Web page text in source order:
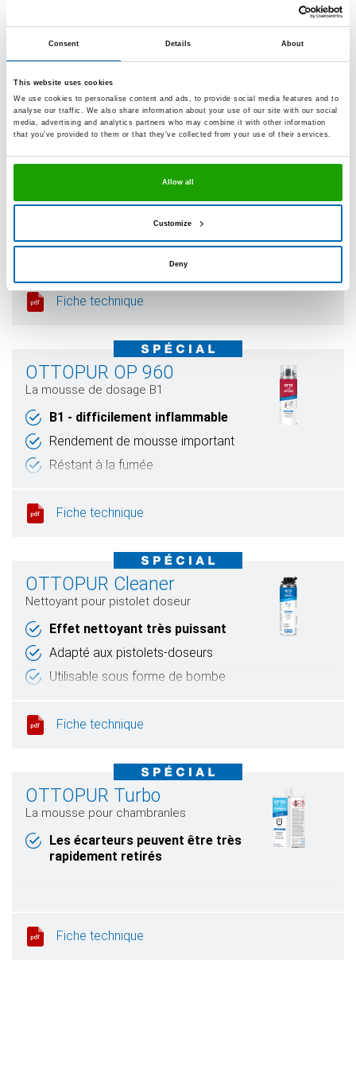
Consent Details About
This website uses cookies
We use cookies to personalise content and ads, to provide social media features and to
analyse our traffic. We also share information about your use of our site with our social
media, advertising and analytics partners who may combine it with other information
that you’ve provided to them or that they’ve collected from your use of their services.
Allow all
Customize
Deny
thermique
Usage universel
Fiche technique
OTTOPUR OP 950
Très flexible
Mise en oeuvre jusqu’ à -10 °C
Fiche technique
OTTOPUR OP 960
La mousse de dosage B1
B1 - difficilement inflammable
Rendement de mousse important
Réstant à la fumée
Fiche technique
OTTOPUR Cleaner
Nettoyant pour pistolet doseur
Effet nettoyant très puissant
Adapté aux pistolets-doseurs
Utilisable sous forme de bombe
Fiche technique
OTTOPUR Turbo
La mousse pour chambranles
Les écarteurs peuvent être très
rapidement retirés
Fiche technique